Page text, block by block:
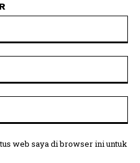
web saya di browser ini untuk